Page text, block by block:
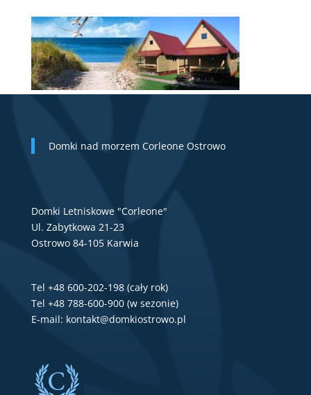
Domki nad morzem Corleone Ostrowo
Domki Letniskowe "Corleone"
Ul. Zabytkowa 21-23
Ostrowo 84-105 Karwia
Tel +48 600-202-198 (cały rok)
Tel +48 788-600-900 (w sezonie)
E-mail: kontakt@domkiostrowo.pl